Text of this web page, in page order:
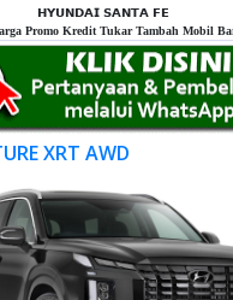
𝗛𝗬𝗨𝗡𝗗𝗔𝗜 𝗦𝗔𝗡𝗧𝗔 𝗙𝗘
Promo Kredit Tukar Tambah Mobil
XRT AWD